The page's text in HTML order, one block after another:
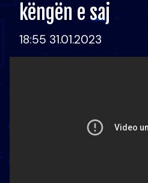
këngën e saj
18:55 31.01.2023